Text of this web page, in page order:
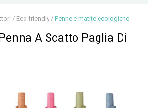
/ Eco friendly / Penne e matite ecologiche
A Scatto Paglia Di